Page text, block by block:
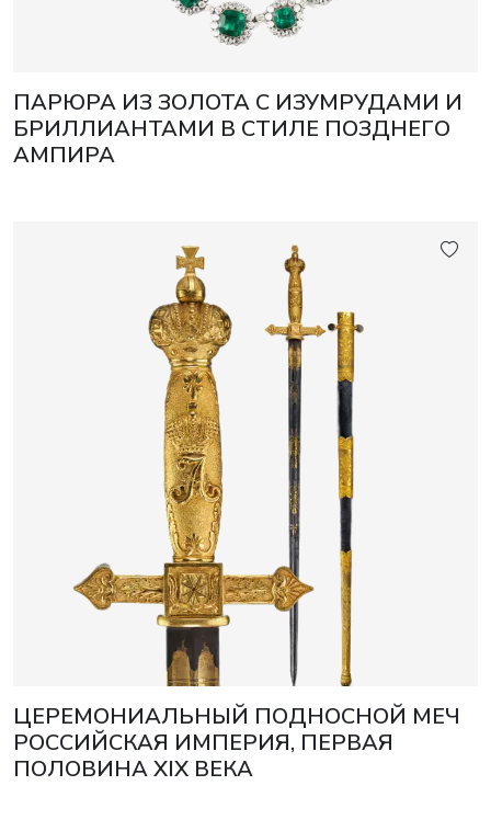
ПАРЮРА ИЗ ЗОЛОТА С ИЗУМРУДАМИ И
БРИЛЛИАНТАМИ В СТИЛЕ ПОЗДНЕГО
АМПИРА
ЦЕРЕМОНИАЛЬНЫЙ ПОДНОСНОЙ МЕЧ
РОССИЙСКАЯ ИМПЕРИЯ, ПЕРВАЯ
ПОЛОВИНА XIX ВЕКА